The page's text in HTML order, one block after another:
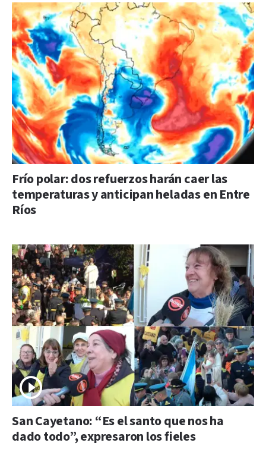
Frío polar: dos refuerzos harán caer las
temperaturas y anticipan heladas en Entre
Ríos
San Cayetano: “Es el santo que nos ha
dado todo”, expresaron los fieles